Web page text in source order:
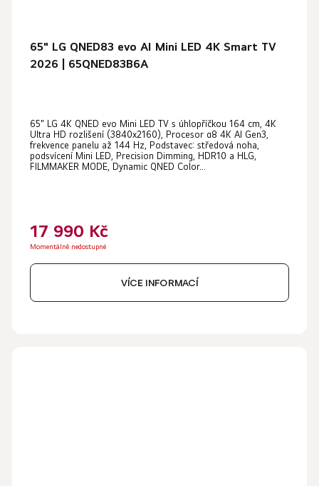
65" LG QNED83 evo AI Mini LED 4K Smart TV
2026 | 65QNED83B6A
65" LG 4K QNED evo Mini LED TV s úhlopříčkou 164 cm, 4K
Ultra HD rozlišení (3840x2160), Procesor α8 4K AI Gen3,
frekvence panelu až 144 Hz, Podstavec: středová noha,
podsvícení Mini LED, Precision Dimming, HDR10 a HLG,
FILMMAKER MODE, Dynamic QNED Color...
17 990 Kč
Momentálně nedostupné
VÍCE INFORMACÍ